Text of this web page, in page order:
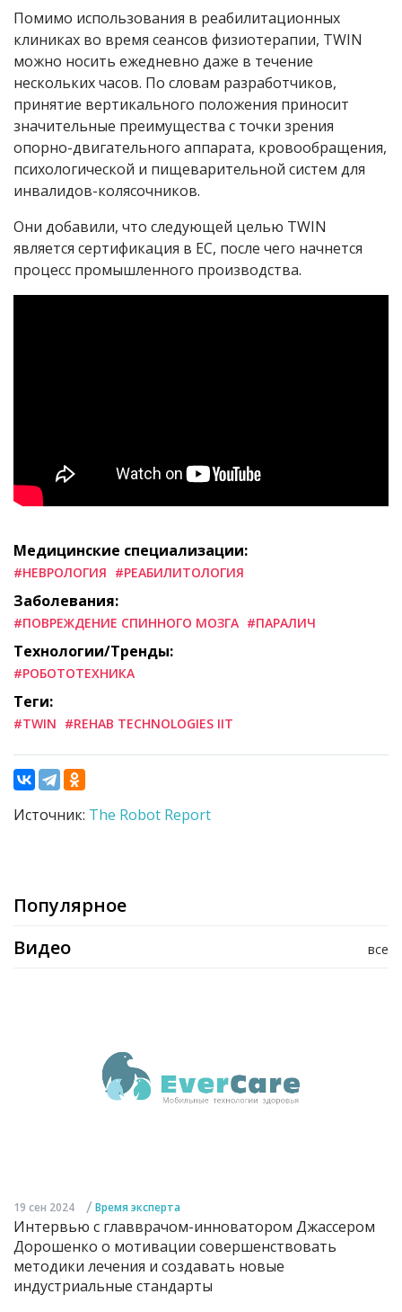
Помимо использования в реабилитационных
клиниках во время сеансов физиотерапии, TWIN
можно носить ежедневно даже в течение
нескольких часов. По словам разработчиков,
принятие вертикального положения приносит
значительные преимущества с точки зрения
опорно-двигательного аппарата, кровообращения,
психологической и пищеварительной систем для
инвалидов-колясочников.
Они добавили, что следующей целью TWIN
является сертификация в ЕС, после чего начнется
процесс промышленного производства.
Медицинские специализации:
#НЕВРОЛОГИЯ #РЕАБИЛИТОЛОГИЯ
Заболевания:
#ПОВРЕЖДЕНИЕ СПИННОГО МОЗГА #ПАРАЛИЧ
Технологии/Тренды:
#РОБОТОТЕХНИКА
Теги:
#TWIN #REHAB TECHNOLOGIES IIT
Источник: The Robot Report
Популярное
все
Видео
19 сен 2024 / Время эксперта
Интервью с главврачом-инноватором Джассером
Дорошенко о мотивации совершенствовать
методики лечения и создавать новые
индустриальные стандарты